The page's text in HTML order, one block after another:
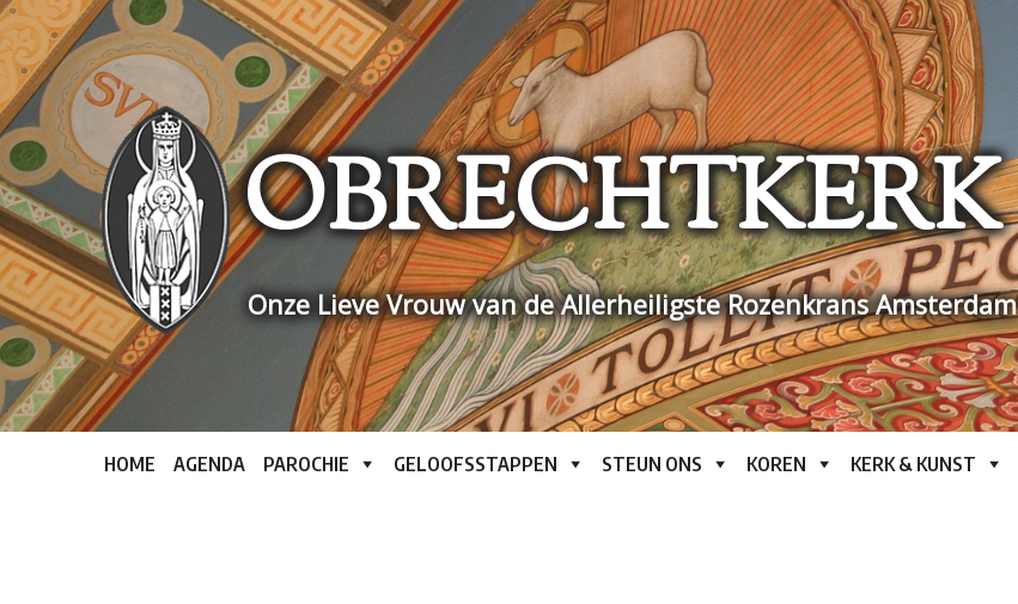
Skip
to
content
OBRECHTKERK
Onze Lieve Vrouw van de Allerheiligste Rozenkrans Amsterdam
HOME AGENDA PAROCHIE GELOOFSSTAPPEN STEUN ONS KOREN KERK & KUNST